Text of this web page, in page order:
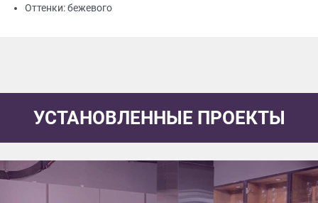
Оттенки: бежевого
УСТАНОВЛЕННЫЕ ПРОЕКТЫ